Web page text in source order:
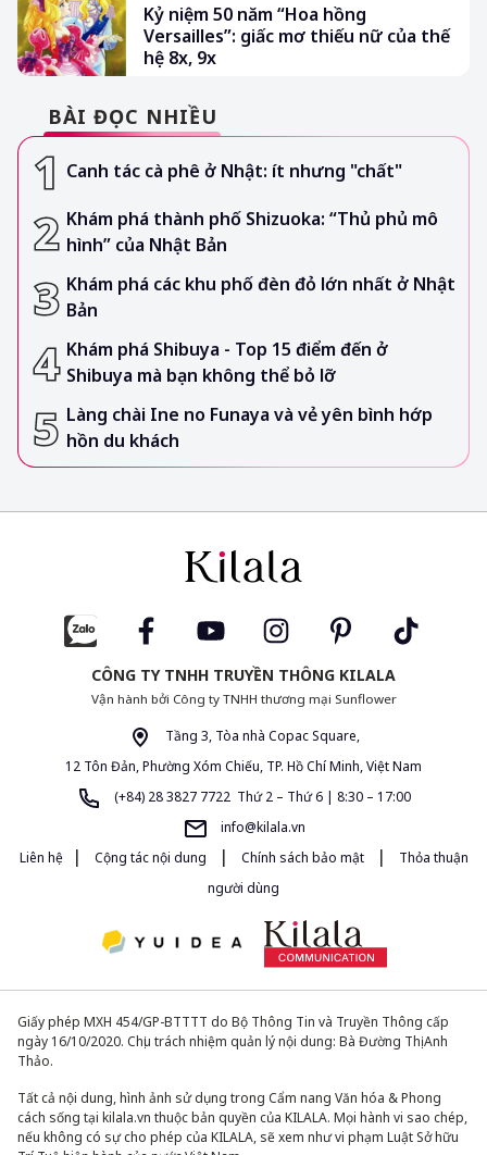
Kỷ niệm 50 năm “Hoa hồng
Versailles”: giấc mơ thiếu nữ của thế
hệ 8x, 9x
BÀI ĐỌC NHIỀU
Canh tác cà phê ở Nhật: ít nhưng "chất"
Khám phá thành phố Shizuoka: “Thủ phủ mô
hình” của Nhật Bản
Khám phá các khu phố đèn đỏ lớn nhất ở Nhật
Bản
Khám phá Shibuya - Top 15 điểm đến ở
Shibuya mà bạn không thể bỏ lỡ
Làng chài Ine no Funaya và vẻ yên bình hớp
hồn du khách
CÔNG TY TNHH TRUYỀN THÔNG KILALA
Vận hành bởi Công ty TNHH thương mại Sunflower
Tầng 3, Tòa nhà Copac Square,
12 Tôn Đản, Phường Xóm Chiếu, TP. Hồ Chí Minh, Việt Nam
(+84) 28 3827 7722 Thứ 2 – Thứ 6 | 8:30 – 17:00
info@kilala.vn
Liên hệ
| Cộng tác nội dung | Chính sách bảo mật |
Thỏa thuận
người dùng
Giấy phép MXH 454/GP-BTTTT do Bộ Thông Tin và Truyền Thông cấp
ngày 16/10/2020. Chịu trách nhiệm quản lý nội dung: Bà Đường Thị Anh
Thảo.
Tất cả nội dung, hình ảnh sử dụng trong Cẩm nang Văn hóa & Phong
cách sống tại kilala.vn thuộc bản quyền của KILALA. Mọi hành vi sao chép,
nếu không có sự cho phép của KILALA, sẽ xem như vi phạm Luật Sở hữu